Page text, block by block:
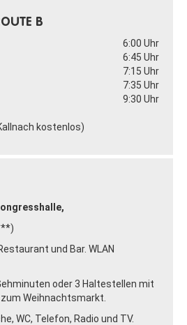
B
6:00 Uhr
6:45 Uhr
7:15 Uhr
7:35 Uhr
9:30 Uhr
kostenlos)
und Bar. WLAN
oder 3 Haltestellen mit
Weihnachtsmarkt.
WC, Telefon, Radio und TV.